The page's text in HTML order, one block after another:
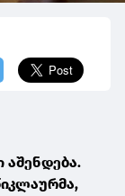
აშენდება.